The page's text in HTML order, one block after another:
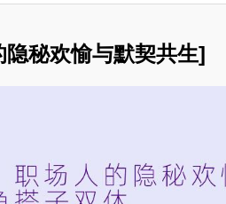
秘欢愉与默契共生]